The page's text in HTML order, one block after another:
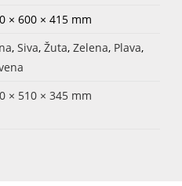
× 600 × 415 mm
, Siva, Žuta, Zelena, Plava,
× 510 × 345 mm